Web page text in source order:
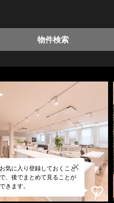
物件検索
お気に入り登録しておくこと
で、後でまとめて見ることが
できます。